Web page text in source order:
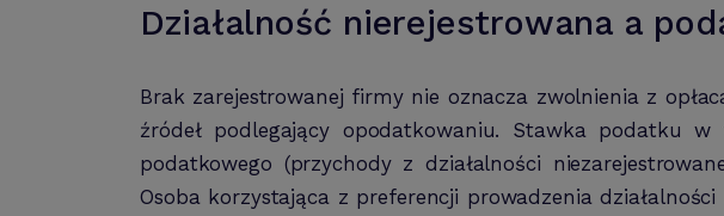
Działalność nierejestrowana a
Brak zarejestrowanej firmy nie oznacza zwolnienia z
źródeł podlegający opodatkowaniu. Stawka podatku
podatkowego (przychody z działalności
Osoba korzystająca z preferencji prowadzenia